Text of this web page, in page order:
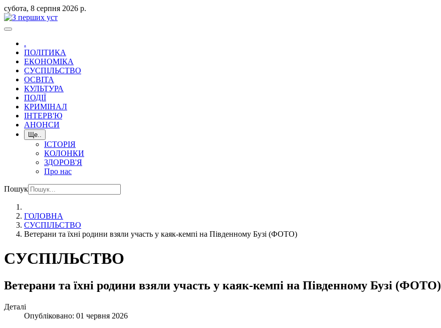
субота, 8 серпня 2026 р.
.
ПОЛІТИКА
ЕКОНОМІКА
СУСПІЛЬСТВО
ОСВІТА
КУЛЬТУРА
ПОДІЇ
КРИМІНАЛ
ІНТЕРВ'Ю
АНОНСИ
Ще..
ІСТОРІЯ
КОЛОНКИ
ЗДОРОВ'Я
Про нас
Пошук
ГОЛОВНА
СУСПІЛЬСТВО
Ветерани та їхні родини взяли участь у каяк-кемпі на Південному Бузі (ФОТО)
СУСПІЛЬСТВО
Ветерани та їхні родини взяли участь у каяк-кемпі на Південному Бузі (ФОТО)
Деталі
Опубліковано: 01 червня 2026